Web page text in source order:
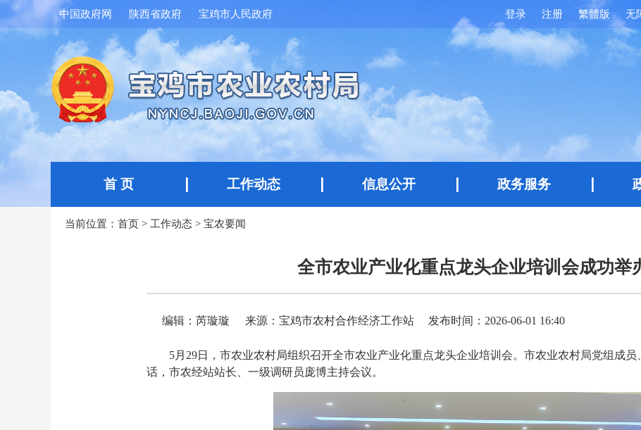
中国政府网 陕西省政府 宝鸡市人民政府 登录 注册 繁體版 无
首 页 工作动态 信息公开 政务服务
当前位置： 首页 > 工作动态 > 宝农要闻
全市农业产业化重点龙头企业培训会成功举
编辑：芮璇璇 来源：宝鸡市农村合作经济工作站 发布时间：2026-06-01 16:40
5月29日，市农业农村局组织召开全市农业产业化重点龙头企业培训会。市农业农村局党组成
话，市农经站站长、一级调研员庞博主持会议。